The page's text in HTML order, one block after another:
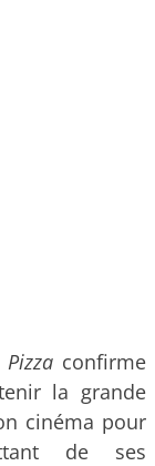
confirme
la grande
cinéma pour
de ses